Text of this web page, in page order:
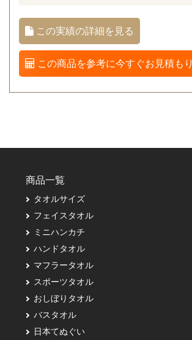
この実績の詳細を見る
この商品を参考に今すぐお見積もり
商品一覧
タオルサイズ
フェイスタオル
ミニハンカチ
ハンドタオル
マフラータオル
スポーツタオル
おしぼりタオル
バスタオル
日本てぬぐい